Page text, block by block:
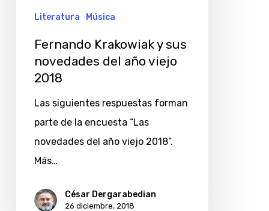
Literatura Música
Fernando Krakowiak y sus
novedades del año viejo
2018
Las siguientes respuestas forman
parte de la encuesta “Las
novedades del año viejo 2018”.
Más…
César Dergarabedian
26 diciembre, 2018